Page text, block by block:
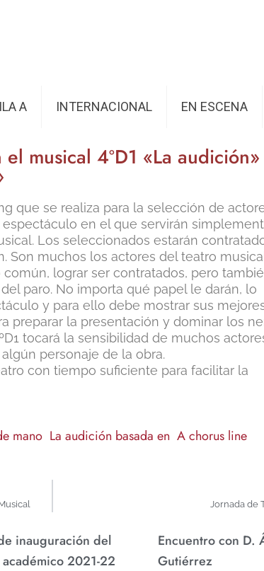
A INTERNACIONAL EN ESCENA
musical 4ºD1 «La audición»
que se realiza para la selección de
en el que servirán
Los seleccionados estarán
Son muchos los actores del teatro
lograr ser contratados, pero
paro. No importa qué papel le darán, lo
y para ello debe mostrar sus
preparar la presentación y dominar los
tocará la sensibilidad de muchos
personaje de la obra.
con tiempo suficiente para facilitar la
mano La audición basada en A chorus line
Jornada de
inauguración del
2021-22
Encuentro con D.
Gutiérrez